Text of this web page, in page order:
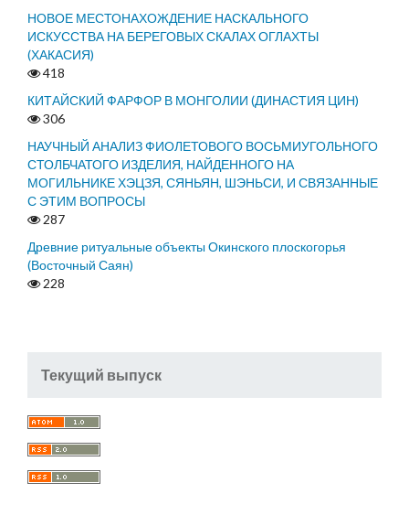
НОВОЕ МЕСТОНАХОЖДЕНИЕ НАСКАЛЬНОГО
ИСКУССТВА НА БЕРЕГОВЫХ СКАЛАХ ОГЛАХТЫ
(ХАКАСИЯ)
418
КИТАЙСКИЙ ФАРФОР В МОНГОЛИИ (ДИНАСТИЯ ЦИН)
306
НАУЧНЫЙ АНАЛИЗ ФИОЛЕТОВОГО ВОСЬМИУГОЛЬНОГО
СТОЛБЧАТОГО ИЗДЕЛИЯ, НАЙДЕННОГО НА
МОГИЛЬНИКЕ ХЭЦЗЯ, СЯНЬЯН, ШЭНЬСИ, И СВЯЗАННЫЕ
С ЭТИМ ВОПРОСЫ
287
Древние ритуальные объекты Окинского плоскогорья
(Восточный Саян)
228
Текущий выпуск